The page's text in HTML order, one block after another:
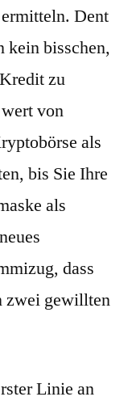
Dent
kein bisschen,
zu
von
als
bis Sie Ihre
als
dass
zwei gewillten
Linie an